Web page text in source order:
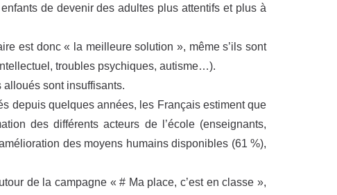
de devenir des adultes plus attentifs et plus à
est donc « la meilleure solution », même s’ils sont
troubles psychiques, autisme…).
alloués sont insuffisants.
depuis quelques années, les Français estiment que
des différents acteurs de l’école (enseignants,
des moyens humains disponibles (61 %),
de la campagne « # Ma place, c’est en classe »,